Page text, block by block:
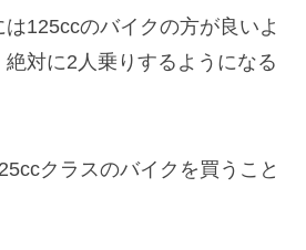
125ccのバイクの方が良いよ
対に2人乗りするようになる
クラスのバイクを買うこと